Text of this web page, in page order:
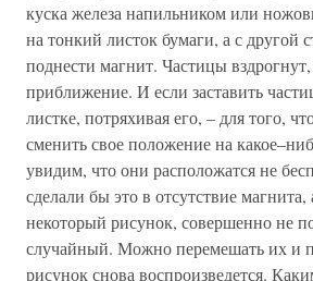
куска железа напильником или
на тонкий листок бумаги, а с другой
поднести магнит. Частицы
приближение. И если заставить
листке, потряхивая его, – для того,
сменить свое положение на
увидим, что они расположатся не
сделали бы это в отсутствие магнита,
некоторый рисунок, совершенно не
случайный. Можно перемешать их и
рисунок снова воспроизведется.